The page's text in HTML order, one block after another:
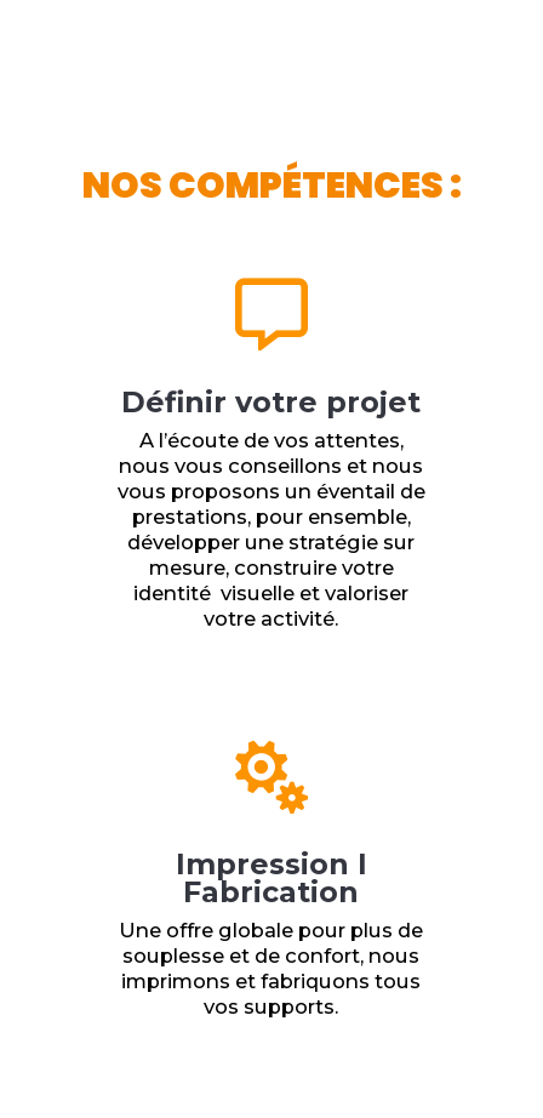
NOS COMPÉTENCES :

Définir votre projet
A l’écoute de vos attentes,
nous vous conseillons et nous
vous proposons un éventail de
prestations, pour ensemble,
développer une stratégie sur
mesure, construire votre
identité visuelle et valoriser
votre activité.

Impression I
Fabrication
Une offre globale pour plus de
souplesse et de confort, nous
imprimons et fabriquons tous
vos supports.